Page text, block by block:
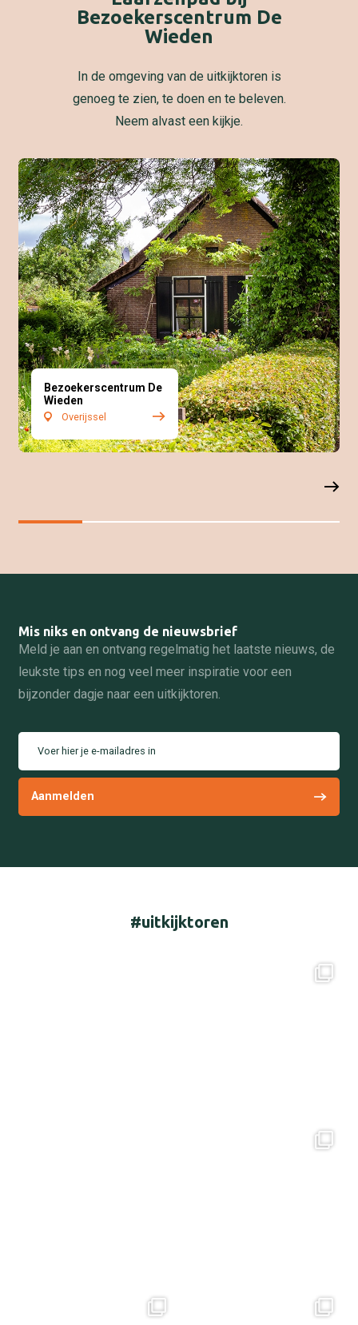
Bezoekerscentrum De
Wieden
In de omgeving van de uitkijktoren is
genoeg te zien, te doen en te beleven.
Neem alvast een kijkje.
Bezoekerscentrum De
Wieden
Overijssel
Mis niks en ontvang de nieuwsbrief
Meld je aan en ontvang regelmatig het laatste nieuws, de
leukste tips en nog veel meer inspiratie voor een
bijzonder dagje naar een uitkijktoren.
Voer hier je e-mailadres in
#uitkijktoren